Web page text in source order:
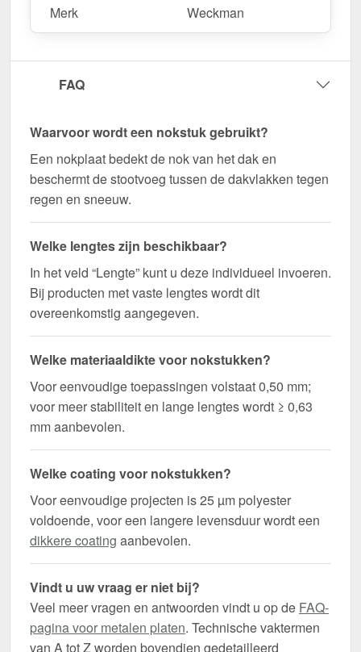
Duurzaam, weerbestendig, op maat gemaakt - bestel
Merk Weckman
FAQ
Waarvoor wordt een nokstuk gebruikt?
Een nokplaat bedekt de nok van het dak en
beschermt de stootvoeg tussen de dakvlakken tegen
regen en sneeuw.
Welke lengtes zijn beschikbaar?
In het veld “Lengte” kunt u deze individueel invoeren.
Bij producten met vaste lengtes wordt dit
overeenkomstig aangegeven.
Welke materiaaldikte voor nokstukken?
Voor eenvoudige toepassingen volstaat 0,50 mm;
voor meer stabiliteit en lange lengtes wordt ≥ 0,63
mm aanbevolen.
Welke coating voor nokstukken?
Voor eenvoudige projecten is 25 µm polyester
voldoende, voor een langere levensduur wordt een
dikkere coating aanbevolen.
Vindt u uw vraag er niet bij?
Veel meer vragen en antwoorden vindt u op de FAQ-
pagina voor metalen platen. Technische vaktermen
van A tot Z worden bovendien gedetailleerd